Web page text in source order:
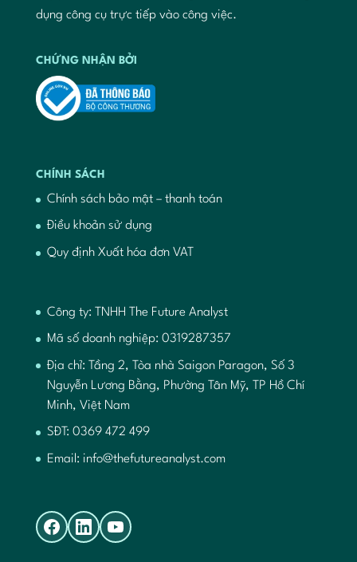
dụng công cụ trực tiếp vào công việc.
CHỨNG NHẬN BỞI
CHÍNH SÁCH
Chính sách bảo mật – thanh toán
Điều khoản sử dụng
Quy định Xuất hóa đơn VAT
Công ty: TNHH The Future Analyst
Mã số doanh nghiệp: 0319287357
Địa chỉ: Tầng 2, Tòa nhà Saigon Paragon, Số 3
Nguyễn Lương Bằng, Phường Tân Mỹ, TP Hồ Chí
Minh, Việt Nam
SĐT: 0369 472 499
Email: info@thefutureanalyst.com